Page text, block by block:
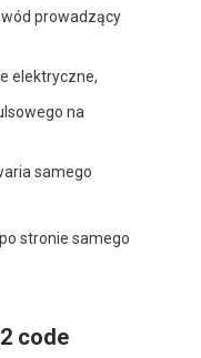
prowadzący
elektryczne,
na
samego
stronie samego
code